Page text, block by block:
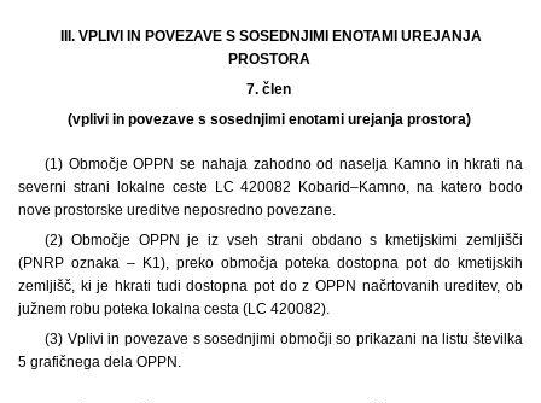
III. VPLIVI IN POVEZAVE S SOSEDNJIMI ENOTAMI UREJANJA
PROSTORA
7. člen
(vplivi in povezave s sosednjimi enotami urejanja prostora)
(1) Območje OPPN se nahaja zahodno od naselja Kamno in hkrati na
severni strani lokalne ceste LC 420082 Kobarid–Kamno, na katero bodo
nove prostorske ureditve neposredno povezane.
(2) Območje OPPN je iz vseh strani obdano s kmetijskimi zemljišči
(PNRP oznaka – K1), preko območja poteka dostopna pot do kmetijskih
zemljišč, ki je hkrati tudi dostopna pot do z OPPN načrtovanih ureditev, ob
južnem robu poteka lokalna cesta (LC 420082).
(3) Vplivi in povezave s sosednjimi območji so prikazani na listu številka
5 grafičnega dela OPPN.